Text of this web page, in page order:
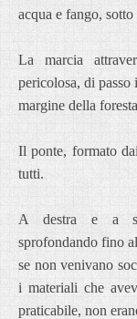
acqua e fango,
La marcia
pericolosa, di
margine della
Il ponte, formato
tutti.
A destra e a
sprofondando fino
se non venivano
i materiali che
praticabile, non